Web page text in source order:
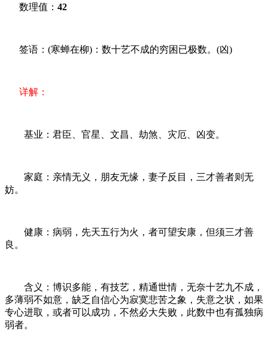
数理值： 42
签语：(寒蝉在柳)：数十艺不成的穷困已极数。(凶)
详解：
基业：君臣、官星、文昌、劫煞、灾厄、凶变。
家庭：亲情无义，朋友无缘，妻子反目，三才善者则无
妨。
健康：病弱，先天五行为火，者可望安康，但须三才善
良。
含义：博识多能，有技艺，精通世情，无奈十艺九不成，
多薄弱不如意，缺乏自信心为寂寞悲苦之象，失意之状，如果
专心进取，或者可以成功，不然必大失败，此数中也有孤独病
弱者。